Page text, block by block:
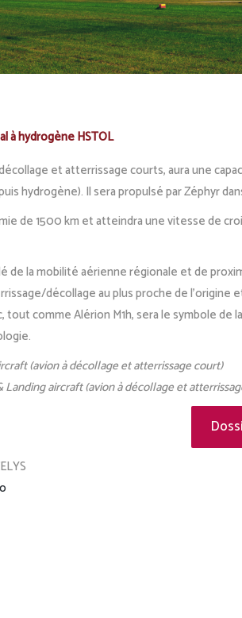
à hydrogène HSTOL
et atterrissage courts, aura une
hydrogène). Il sera propulsé par Zéphyr
de 1500 km et atteindra une vitesse de
de la mobilité aérienne régionale et de
décollage au plus proche de
tout comme Alérion M1h, sera le symbole
(avion à décollage et atterrissage court)
aircraft (avion à décollage et